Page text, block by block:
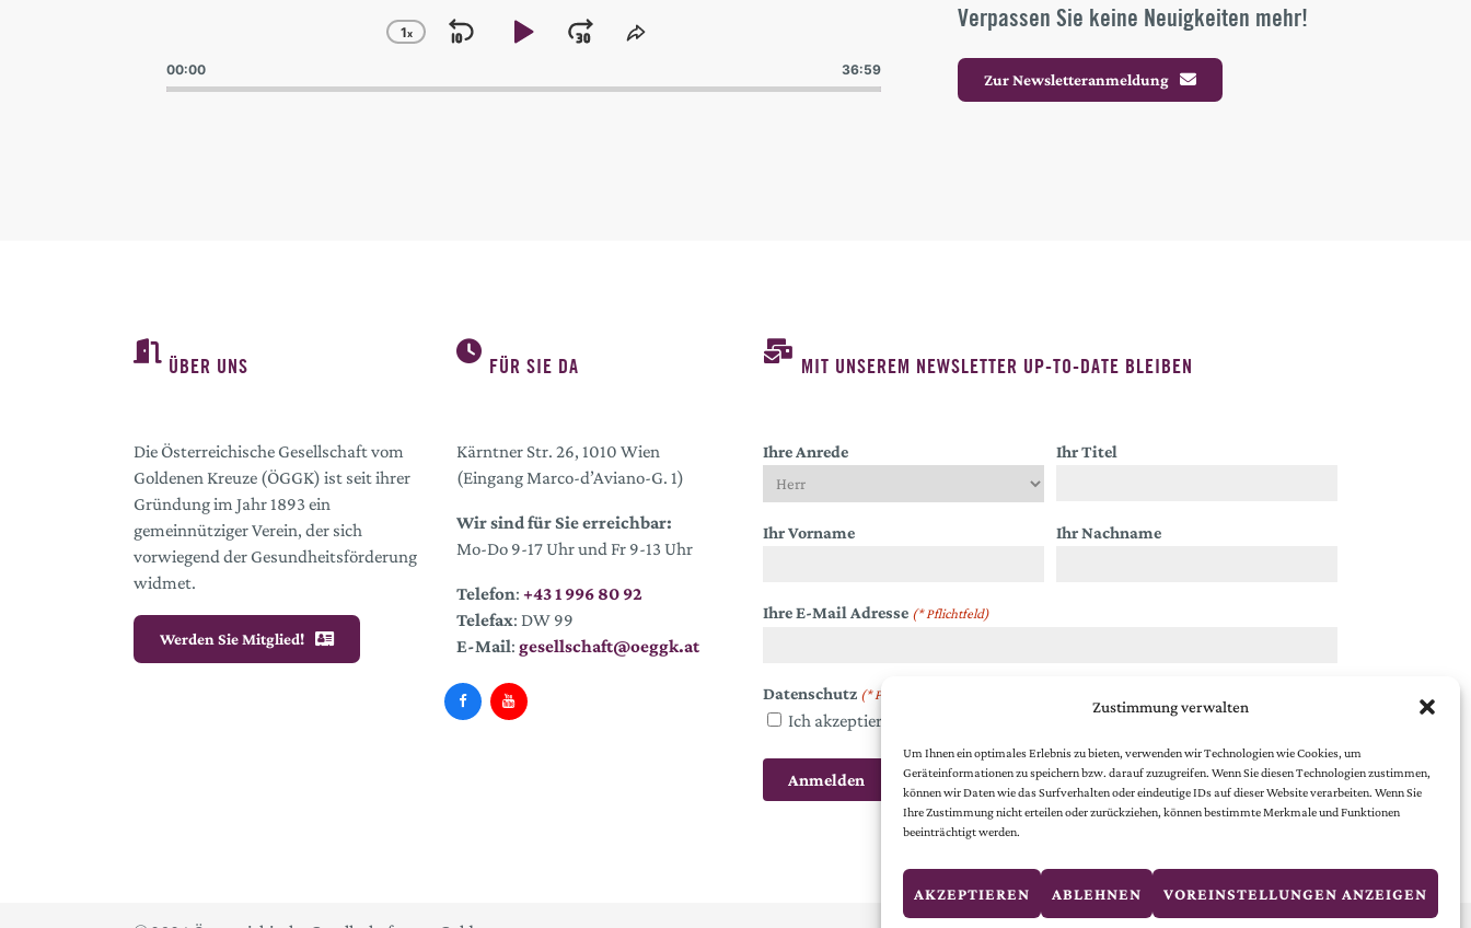
Zustimmung verwalten
Um Ihnen ein optimales Erlebnis zu bieten, verwenden wir Technologien wie Cookies, um
Geräteinformationen zu speichern bzw. darauf zuzugreifen. Wenn Sie diesen Technologien zustimmen,
können wir Daten wie das Surfverhalten oder eindeutige IDs auf dieser Website verarbeiten. Wenn Sie
Ihre Zustimmung nicht erteilen oder zurückziehen, können bestimmte Merkmale und Funktionen
beeinträchtigt werden.
AKZEPTIEREN ABLEHNEN VOREINSTELLUNGEN ANZEIGEN
Change
Rate
1x
Skip
Backward
Play
Pause
Jump
Forward
Share
Episode
00:00 36:59
Verpassen Sie keine Neuigkeiten mehr!
Zur Newsletteranmeldung
ÜBER UNS
Die Österreichische Gesellschaft vom
Goldenen Kreuze (ÖGGK) ist seit ihrer
Gründung im Jahr 1893 ein
gemeinnütziger Verein, der sich
vorwiegend der Gesundheitsförderung
widmet.
Werden Sie Mitglied!
FÜR SIE DA
Kärntner Str. 26, 1010 Wien
(Eingang Marco-d’Aviano-G. 1)
Wir sind für Sie erreichbar:
Mo-Do 9-17 Uhr und Fr 9-13 Uhr
Telefon: +43 1 996 80 92
Telefax: DW 99
E-Mail: gesellschaft@oeggk.at
MIT UNSEREM NEWSLETTER UP-TO-DATE BLEIBEN
Ihre Anrede Ihr Titel
Ihr Vorname Ihr Nachname
Ihre E-Mail Adresse (* Pflichtfeld)
Datenschutz (* Pflichtfeld)
Ich akzeptiere die